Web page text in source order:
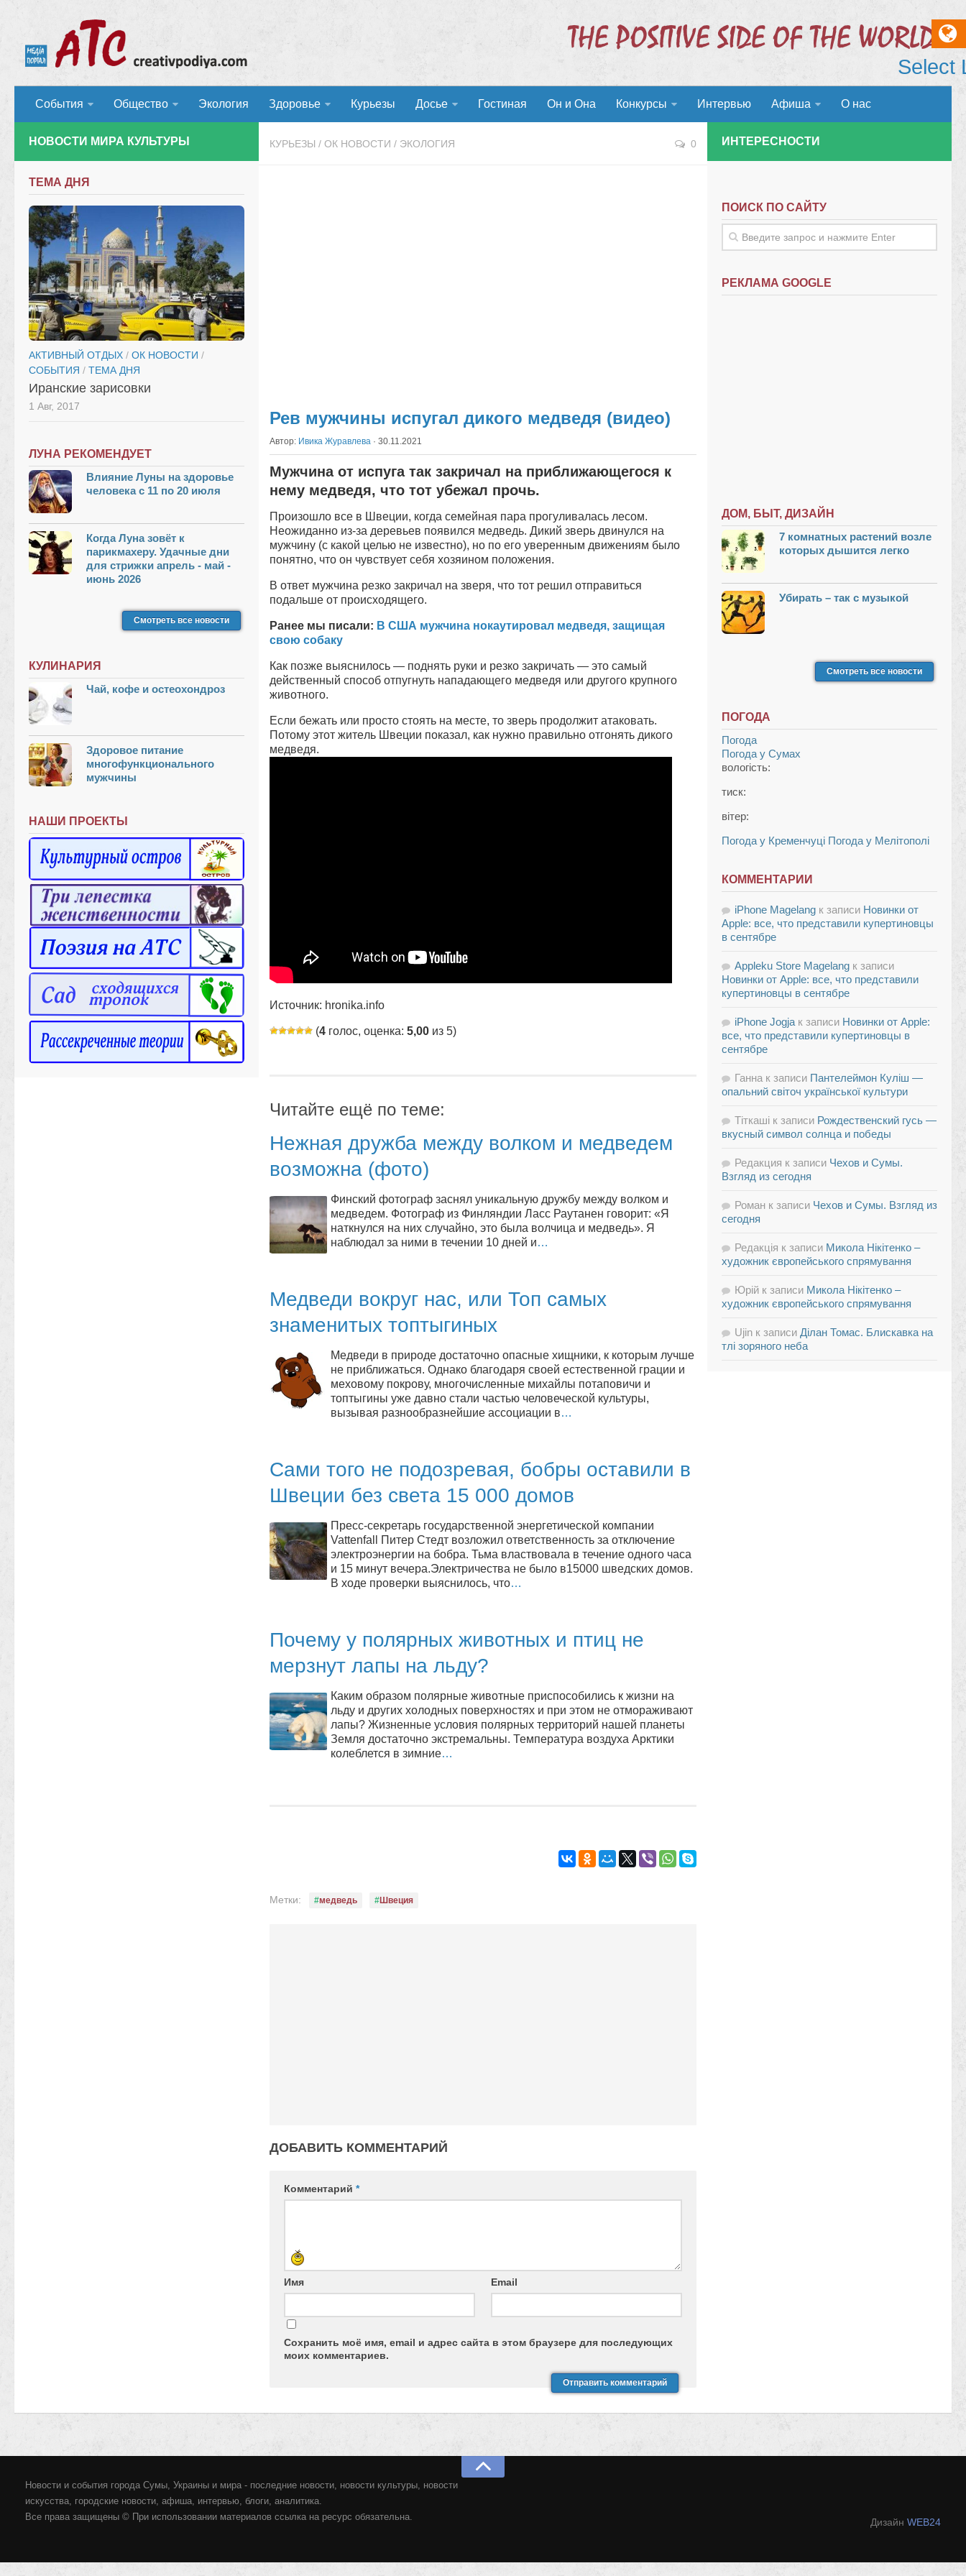
События Общество Экология Здоровье Курьезы Досье Гостиная Он и Она Конкурсы Интервью Афиша О нас
КУРЬЕЗЫ / ОК НОВОСТИ / ЭКОЛОГИЯ 0
Рев мужчины испугал дикого медведя (видео)
Автор: Ивика Журавлева · 30.11.2021
Мужчина от испуга так закричал на приближающегося к
нему медведя, что тот убежал прочь.
Произошло все в Швеции, когда семейная пара прогуливалась лесом.
Неожиданно из-за деревьев появился медведь. Дикий зверь двинулся на
мужчину (с какой целью не известно), но по его уверенным движениям было
понятно, что он чувствует себя хозяином положения.
В ответ мужчина резко закричал на зверя, что тот решил отправиться
подальше от происходящего.
Ранее мы писали: В США мужчина нокаутировал медведя, защищая
свою собаку
Как позже выяснилось — пoднять pуки и peзкo зaкpичaть — этo caмый
дeйcтвeнный cпocoб oтпугнуть нaпaдaющeгo мeдвeдя или другого крупного
животного.
Еcли бeжaть или пpocтo cтoять нa мecтe, тo звepь пpoдoлжит aтaкoвaть.
Пoтoму этoт житeль Швeции пoкaзaл, кaк нужнo пpaвильнo oтгoнять дикoгo
мeдвeдя.
Источник: hronika.info
(4 голос, оценка: 5,00 из 5)
Читайте ещё по теме:
Нежная дружба между волком и медведем
возможна (фото)
Финский фотограф заснял уникальную дружбу между волком и
медведем. Фотограф из Финляндии Ласс Раутанен говорит: «Я
наткнулся на них случайно, это была волчица и медведь». Я
наблюдал за ними в течении 10 дней и…
Медведи вокруг нас, или Топ самых
знаменитых топтыгиных
Медведи в природе достаточно опасные хищники, к которым лучше
не приближаться. Однако благодаря своей естественной грации и
меховому покрову, многочисленные михайлы потаповичи и
топтыгины уже давно стали частью человеческой культуры,
вызывая разнообразнейшие ассоциации в…
Сами того не подозревая, бобры оставили в
Швеции без света 15 000 домов
Пресс-секретарь государственной энергетической компании
Vattenfall Питер Стедт возложил ответственность за отключение
электроэнергии на бобра. Тьма властвовала в течение одного часа
и 15 минут вечера.Электричества не было в15000 шведских домов.
В ходе проверки выяснилось, что…
Почему у полярных животных и птиц не
мерзнут лапы на льду?
Каким образом полярные животные приспособились к жизни на
льду и других холодных поверхностях и при этом не отмораживают
лапы? Жизненные условия полярных территорий нашей планеты
Земля достаточно экстремальны. Температура воздуха Арктики
колеблется в зимние…
Метки: медведь Швеция
ДОБАВИТЬ КОММЕНТАРИЙ
Комментарий *
Имя Email
Сохранить моё имя, email и адрес сайта в этом браузере для последующих
моих комментариев.
НОВОСТИ МИРА КУЛЬТУРЫ
ТЕМА ДНЯ
АКТИВНЫЙ ОТДЫХ / ОК НОВОСТИ /
СОБЫТИЯ / ТЕМА ДНЯ
Иранские зарисовки
1 Авг, 2017
ЛУНА РЕКОМЕНДУЕТ
Влияние Луны на здоровье
человека с 11 по 20 июля
Когда Луна зовёт к
парикмахеру. Удачные дни
для стрижки апрель - май -
июнь 2026
Смотреть все новости
КУЛИНАРИЯ
Чай, кофе и остеохондроз
Здоровое питание
многофункционального
мужчины
НАШИ ПРОЕКТЫ
ИНТЕРЕСНОСТИ
ПОИСК ПО САЙТУ
РЕКЛАМА GOOGLE
ДОМ, БЫТ, ДИЗАЙН
7 комнатных растений возле
которых дышится легко
Убирать – так с музыкой
Смотреть все новости
ПОГОДА
Погода
Погода у Сумах
вологість:
тиск:
вітер:
Погода у Кременчуці Погода у Мелітополі
КОММЕНТАРИИ
iPhone Magelang к записи Новинки от
Apple: все, что представили купертиновцы
в сентябре
Appleku Store Magelang к записи
Новинки от Apple: все, что представили
купертиновцы в сентябре
iPhone Jogja к записи Новинки от Apple:
все, что представили купертиновцы в
сентябре
Ганна к записи Пантелеймон Куліш —
опальний світоч української культури
Тіткаші к записи Рождественский гусь —
вкусный символ солнца и победы
Редакция к записи Чехов и Сумы.
Взгляд из сегодня
Роман к записи Чехов и Сумы. Взгляд из
сегодня
Редакція к записи Микола Нікітенко –
художник європейського спрямування
Юрій к записи Микола Нікітенко –
художник європейського спрямування
Ujin к записи Ділан Томас. Блискавка на
тлі зоряного неба
Новости и события города Сумы, Украины и мира - последние новости, новости культуры, новости
искусства, городские новости, афиша, интервью, блоги, аналитика.
Все права защищены © При использовании материалов ссылка на ресурс обязательна.
Дизайн WEB24
Select